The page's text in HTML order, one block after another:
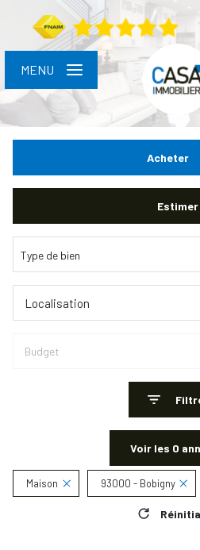
MENU
Acheter
Estimer
Type de bien
Localisation
Budget
Voir les 0
Maison 93000 - Bobigny